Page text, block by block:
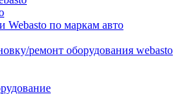
Webasto по маркам авто
ремонт оборудования webasto